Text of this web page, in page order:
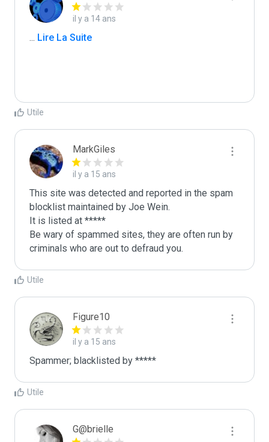
il y a 14 ans
... Lire La Suite
Utile
MarkGiles
il y a 15 ans
This site was detected and reported in the spam
blocklist maintained by Joe Wein.
It is listed at *****
Be wary of spammed sites, they are often run by
criminals who are out to defraud you.
Utile
Figure10
il y a 15 ans
Spammer; blacklisted by *****
Utile
G@brielle